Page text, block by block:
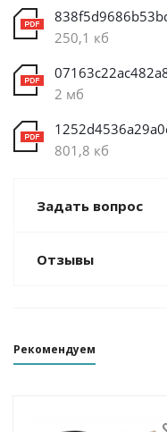
250,1 кб
2 мб
801,8 кб
Задать вопрос
Отзывы
Рекомендуем